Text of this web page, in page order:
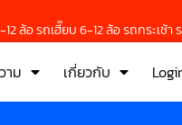
ล้อ รถเฮี๊ยบ 6-12 ล้อ รถกระเช้า
าม เกี่ยวกับ